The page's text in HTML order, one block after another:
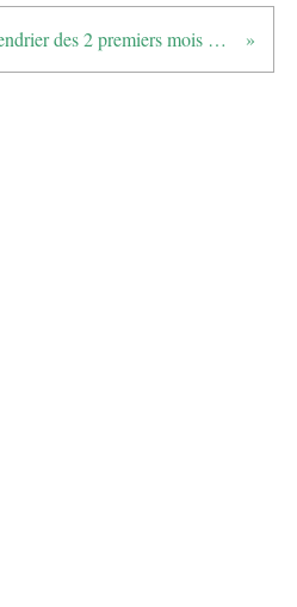
Calendrier des 2 premiers mois de 2019